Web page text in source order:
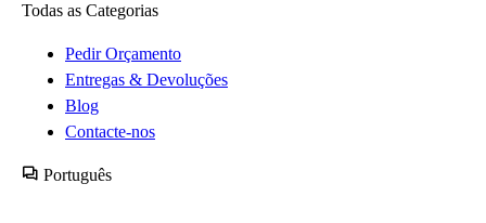
Todas as Categorias
Pedir Orçamento
Entregas & Devoluções
Blog
Contacte-nos
Português